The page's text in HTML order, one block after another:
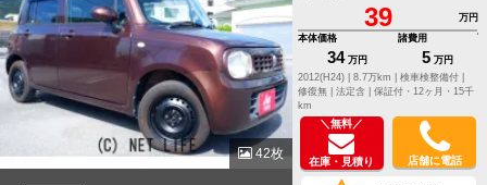
42枚
39
万円
本体価格
34 万円
諸費用
5 万円
2012(H24) |
8.7万km |
検車検整備付 |
修復無 | 法定含 | 保証付・12ヶ月・15千
km
＼無料／
在庫・見積り 店舗に電話